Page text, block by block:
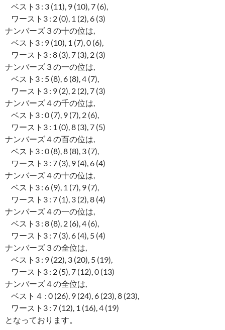
ベスト3 : 3 (11), 9 (10), 7 (6),
ワースト3 : 2 (0), 1 (2), 6 (3)
ナンバーズ３の十の位は,
ベスト3 : 9 (10), 1 (7), 0 (6),
ワースト3 : 8 (3), 7 (3), 2 (3)
ナンバーズ３の一の位は,
ベスト3 : 5 (8), 6 (8), 4 (7),
ワースト3 : 9 (2), 2 (2), 7 (3)
ナンバーズ４の千の位は,
ベスト3 : 0 (7), 9 (7), 2 (6),
ワースト3 : 1 (0), 8 (3), 7 (5)
ナンバーズ４の百の位は,
ベスト3 : 0 (8), 8 (8), 3 (7),
ワースト3 : 7 (3), 9 (4), 6 (4)
ナンバーズ４の十の位は,
ベスト3 : 6 (9), 1 (7), 9 (7),
ワースト3 : 7 (1), 3 (2), 8 (4)
ナンバーズ４の一の位は,
ベスト3 : 8 (8), 2 (6), 4 (6),
ワースト3 : 7 (3), 6 (4), 5 (4)
ナンバーズ３の全位は,
ベスト3 : 9 (22), 3 (20), 5 (19),
ワースト3 : 2 (5), 7 (12), 0 (13)
ナンバーズ４の全位は,
ベスト４ : 0 (26), 9 (24), 6 (23), 8 (23),
ワースト3 : 7 (12), 1 (16), 4 (19)
となっております。